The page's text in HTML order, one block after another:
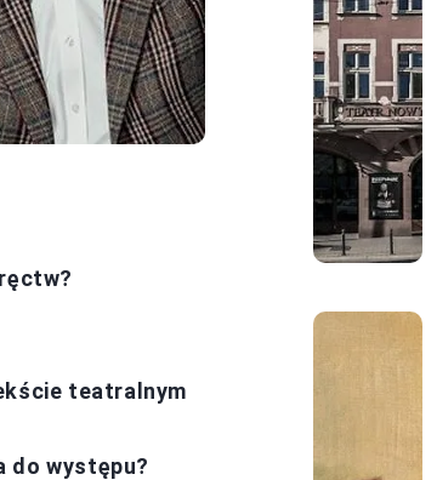
teatralnym
do występu?